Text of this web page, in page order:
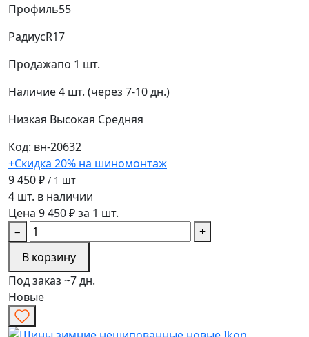
Профиль55
РадиусR17
Продажапо 1 шт.
Наличие4 шт. (через 7-10 дн.)
Низкая Высокая Средняя
Код: вн-20632
+Скидка 20% на шиномонтаж
9 450 ₽ / 1 шт
4 шт. в наличии
Цена 9 450 ₽ за 1 шт.
−
+
В корзину
Под заказ ~7 дн.
Новые